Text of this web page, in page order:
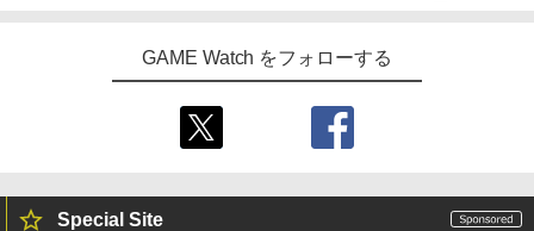
GAME Watch をフォローする
Special Site